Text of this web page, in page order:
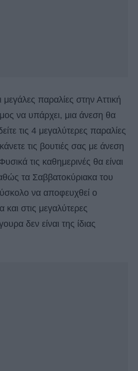
παραλίες στην Αττική
να υπάρχει, μια άνεση θα
τις 4 μεγαλύτερες παραλίες
τις βουτιές σας με άνεση
τις καθημερινές θα είναι
τα Σαββατοκύριακα του
να αποφευχθεί ο
στις μεγαλύτερες
δεν είναι της ίδιας